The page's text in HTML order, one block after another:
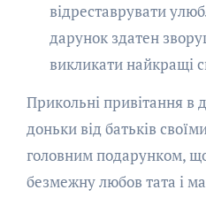
відреставрувати
дарунок здатен
викликати найкращі
Прикольні привітання в
доньки від батьків
головним подарунком,
безмежну любов тата і